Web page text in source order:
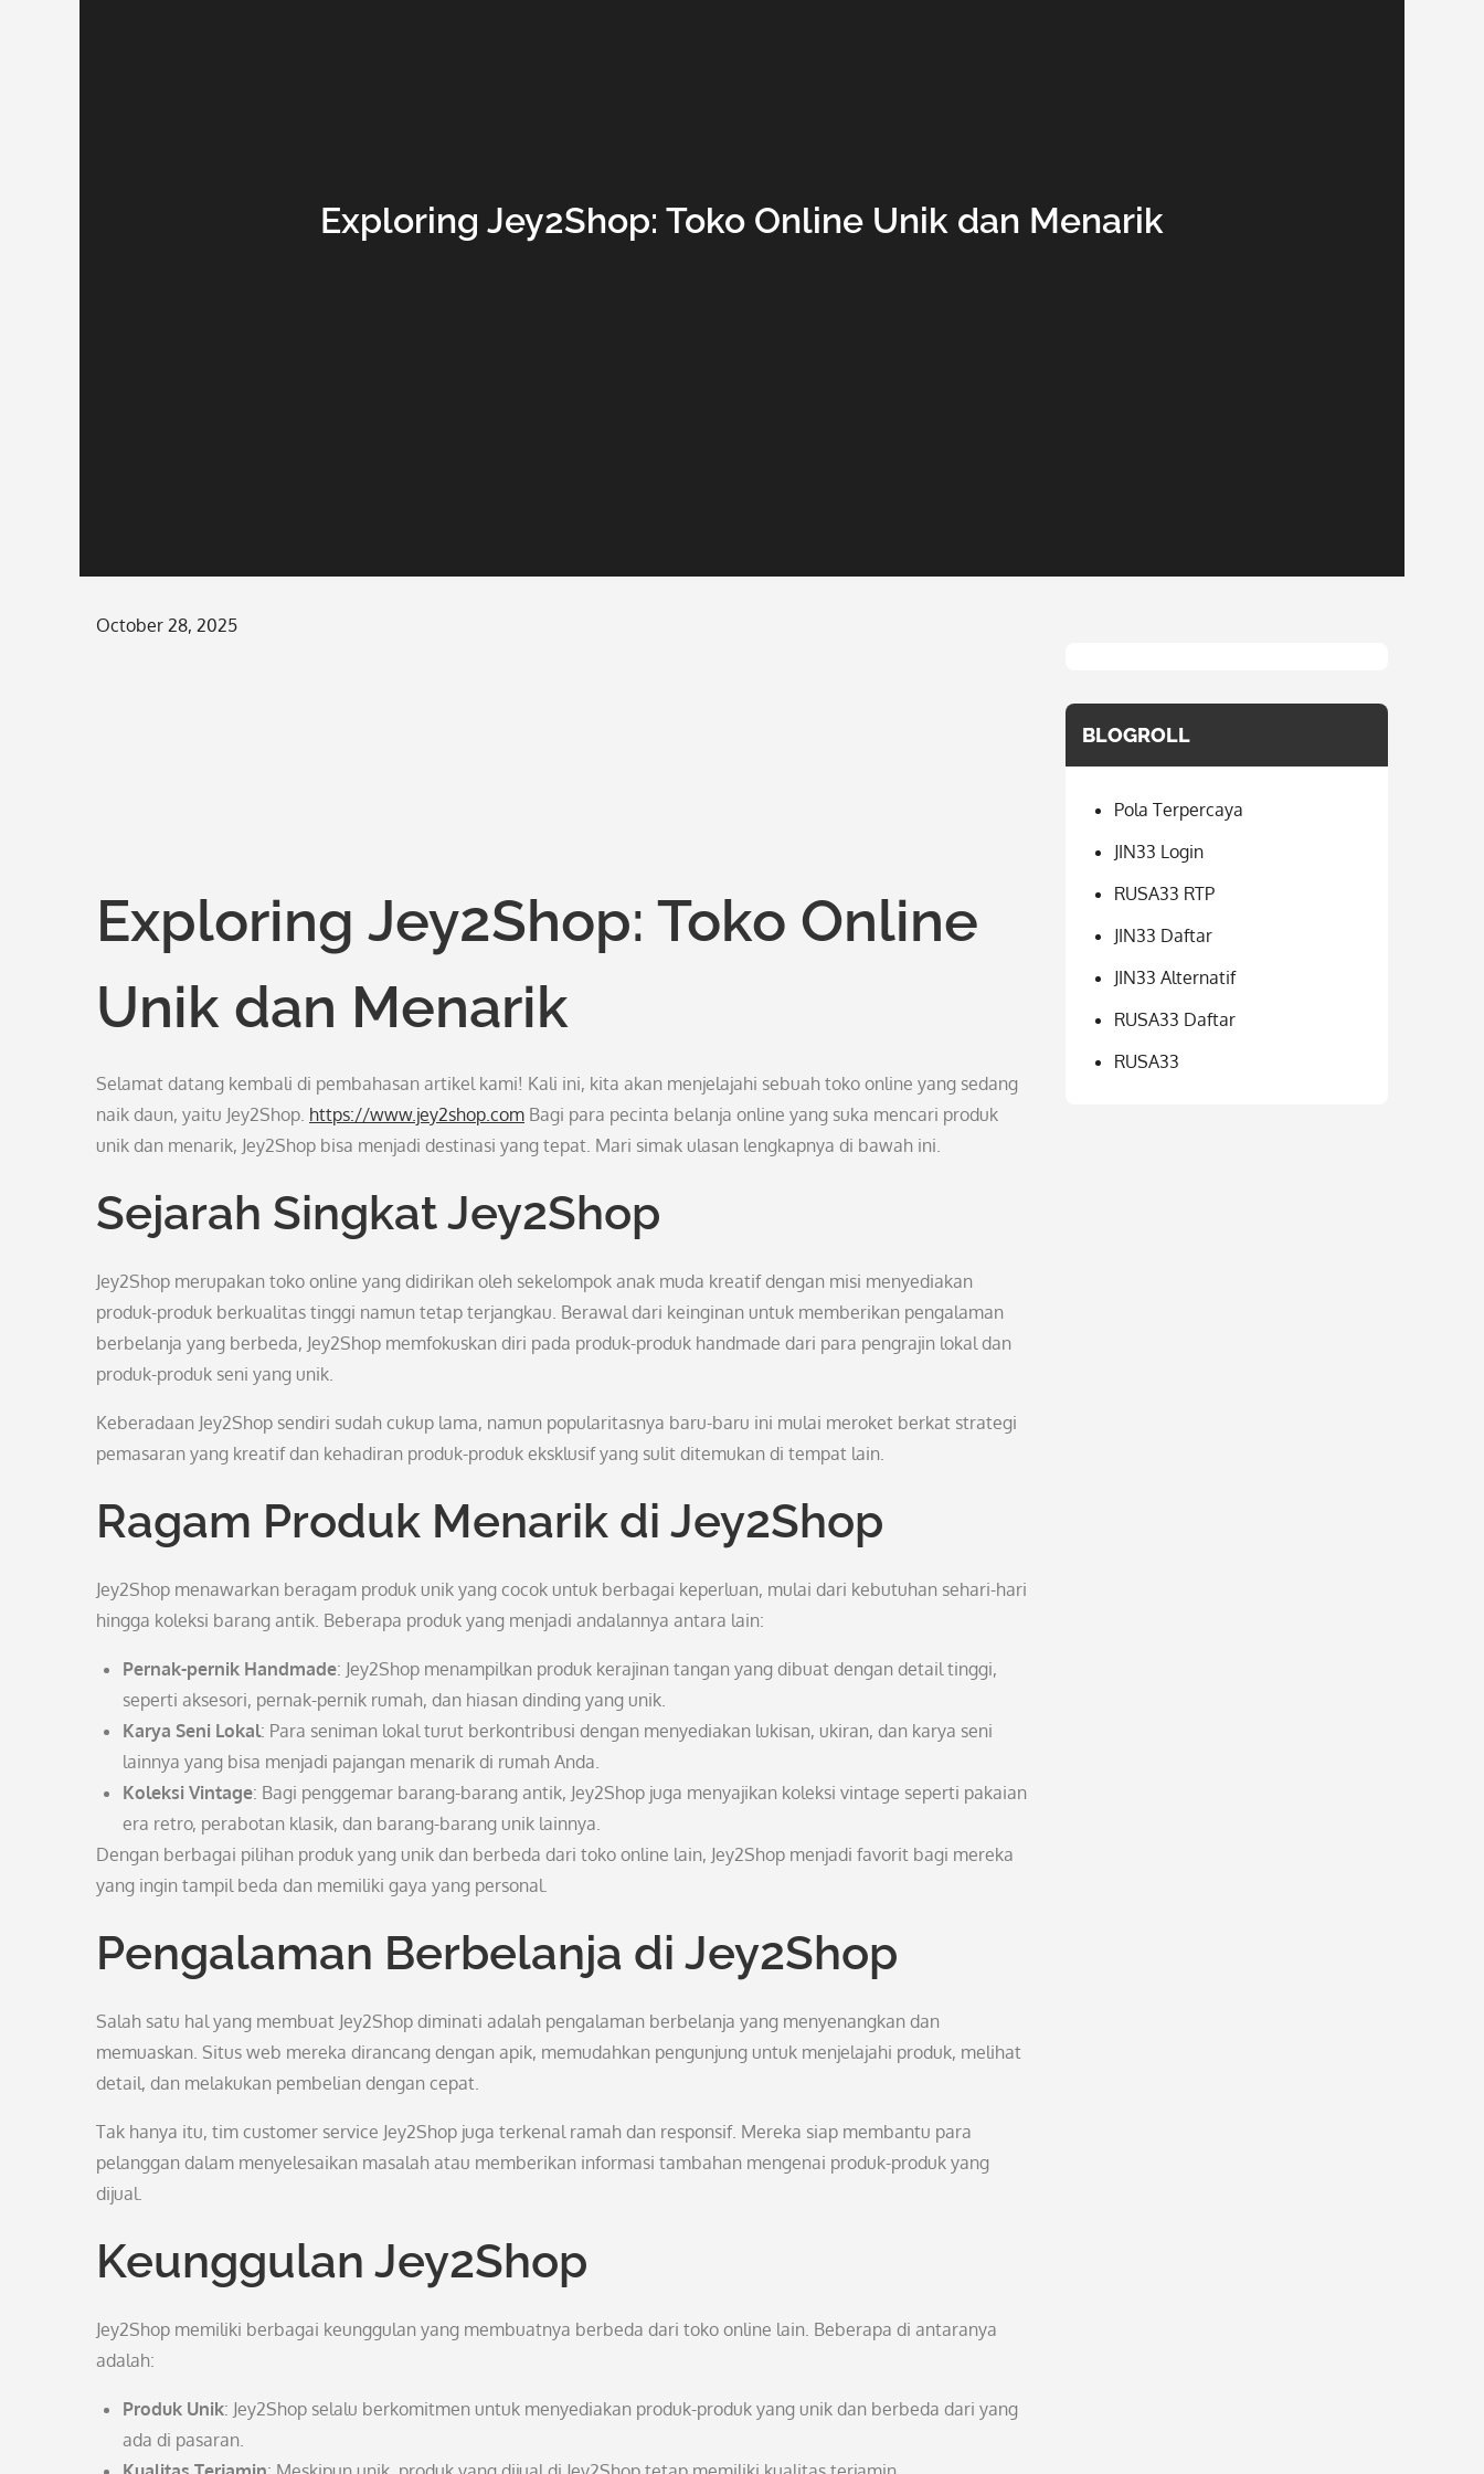
Exploring Jey2Shop: Toko Online Unik dan Menarik
Posted
October 28, 2025
Exploring Jey2Shop: Toko Online
Unik dan Menarik
Selamat datang kembali di pembahasan artikel kami! Kali ini, kita akan menjelajahi sebuah toko online yang sedang
naik daun, yaitu Jey2Shop. https://www.jey2shop.com Bagi para pecinta belanja online yang suka mencari produk
unik dan menarik, Jey2Shop bisa menjadi destinasi yang tepat. Mari simak ulasan lengkapnya di bawah ini.
Sejarah Singkat Jey2Shop
Jey2Shop merupakan toko online yang didirikan oleh sekelompok anak muda kreatif dengan misi menyediakan
produk-produk berkualitas tinggi namun tetap terjangkau. Berawal dari keinginan untuk memberikan pengalaman
berbelanja yang berbeda, Jey2Shop memfokuskan diri pada produk-produk handmade dari para pengrajin lokal dan
produk-produk seni yang unik.
Keberadaan Jey2Shop sendiri sudah cukup lama, namun popularitasnya baru-baru ini mulai meroket berkat strategi
pemasaran yang kreatif dan kehadiran produk-produk eksklusif yang sulit ditemukan di tempat lain.
Ragam Produk Menarik di Jey2Shop
Jey2Shop menawarkan beragam produk unik yang cocok untuk berbagai keperluan, mulai dari kebutuhan sehari-hari
hingga koleksi barang antik. Beberapa produk yang menjadi andalannya antara lain:
Pernak-pernik Handmade: Jey2Shop menampilkan produk kerajinan tangan yang dibuat dengan detail tinggi,
seperti aksesori, pernak-pernik rumah, dan hiasan dinding yang unik.
Karya Seni Lokal: Para seniman lokal turut berkontribusi dengan menyediakan lukisan, ukiran, dan karya seni
lainnya yang bisa menjadi pajangan menarik di rumah Anda.
Koleksi Vintage: Bagi penggemar barang-barang antik, Jey2Shop juga menyajikan koleksi vintage seperti pakaian
era retro, perabotan klasik, dan barang-barang unik lainnya.
Dengan berbagai pilihan produk yang unik dan berbeda dari toko online lain, Jey2Shop menjadi favorit bagi mereka
yang ingin tampil beda dan memiliki gaya yang personal.
Pengalaman Berbelanja di Jey2Shop
Salah satu hal yang membuat Jey2Shop diminati adalah pengalaman berbelanja yang menyenangkan dan
memuaskan. Situs web mereka dirancang dengan apik, memudahkan pengunjung untuk menjelajahi produk, melihat
detail, dan melakukan pembelian dengan cepat.
Tak hanya itu, tim customer service Jey2Shop juga terkenal ramah dan responsif. Mereka siap membantu para
pelanggan dalam menyelesaikan masalah atau memberikan informasi tambahan mengenai produk-produk yang
dijual.
Keunggulan Jey2Shop
Jey2Shop memiliki berbagai keunggulan yang membuatnya berbeda dari toko online lain. Beberapa di antaranya
adalah:
Produk Unik: Jey2Shop selalu berkomitmen untuk menyediakan produk-produk yang unik dan berbeda dari yang
ada di pasaran.
BLOGROLL
Pola Terpercaya
JIN33 Login
RUSA33 RTP
JIN33 Daftar
JIN33 Alternatif
RUSA33 Daftar
RUSA33